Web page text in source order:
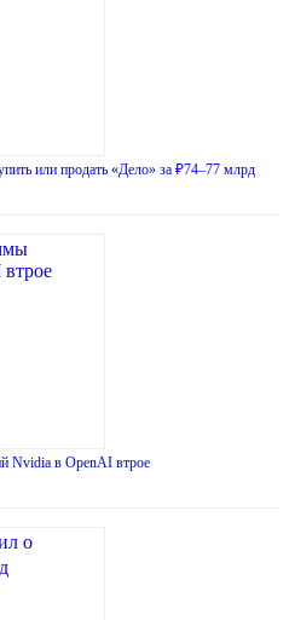
или продать «Дело» за ₽74–77 млрд
Nvidia в OpenAI втрое